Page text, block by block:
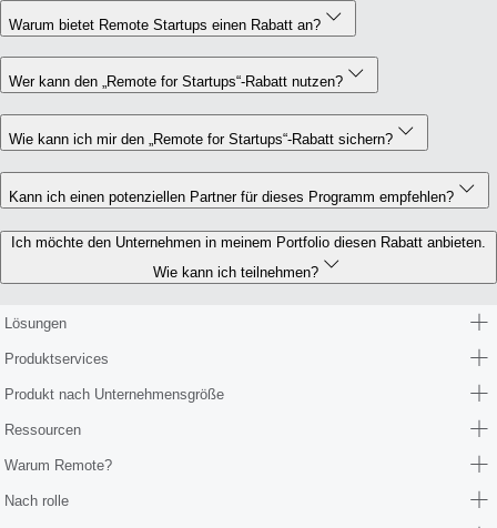
Warum bietet Remote Startups einen Rabatt an?
Wer kann den „Remote for Startups“-Rabatt nutzen?
Wie kann ich mir den „Remote for Startups“-Rabatt sichern?
Kann ich einen potenziellen Partner für dieses Programm empfehlen?
Ich möchte den Unternehmen in meinem Portfolio diesen Rabatt anbieten.
Wie kann ich teilnehmen?
Lösungen
Produktservices
Produkt nach Unternehmensgröße
Ressourcen
Warum Remote?
Nach rolle